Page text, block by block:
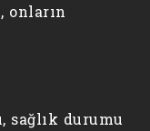
onların
sağlık durumu